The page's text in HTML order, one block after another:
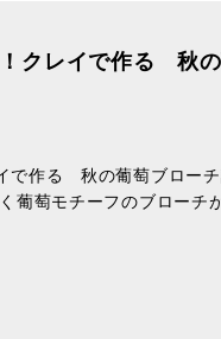
クレイで作る 秋
で作る 秋の葡萄ブローチ
葡萄モチーフのブローチ